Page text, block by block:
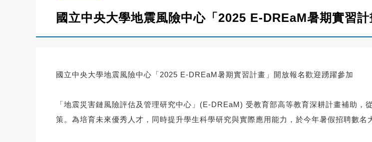
國立中央大學地震風險中心「2025 E-DREaM暑期實習
國立中央大學地震風險中心「2025 E-DREaM暑期實習計畫」開放報名歡迎踴躍參加
「地震災害鏈風險評估及管理研究中心」(E-DREaM) 受教育部高等教育深耕計畫補助，
策。 為培育未來優秀人才，同時提升學生科學研究與實際應用能力， 於今年暑假招聘數名